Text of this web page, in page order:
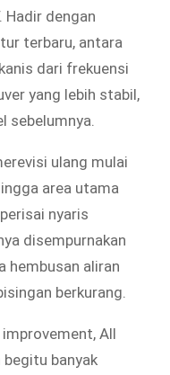
Hadir dengan
terbaru, antara
dari frekuensi
yang lebih stabil,
sebelumnya.
ulang mulai
area utama
nyaris
disempurnakan
hembusan aliran
berkurang.
All
begitu banyak